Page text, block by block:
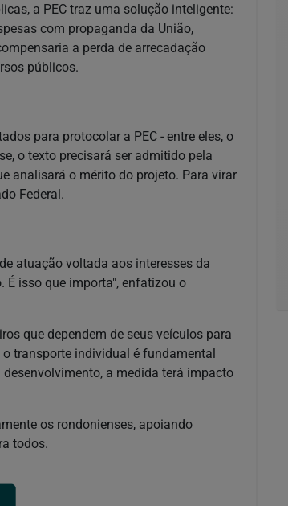
a PEC traz uma solução inteligente:
com propaganda da União,
a perda de arrecadação
públicos.
para protocolar a PEC - entre eles, o
o texto precisará ser admitido pela
analisará o mérito do projeto. Para virar
Federal.
atuação voltada aos interesses da
É isso que importa", enfatizou o
que dependem de seus veículos para
transporte individual é fundamental
a medida terá impacto
os rondonienses, apoiando
todos.